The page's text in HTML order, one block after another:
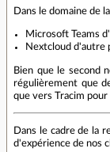
Dans le domaine de
Microsoft Teams
Nextcloud d'autre
Bien que le second
régulièrement que
que vers Tracim
Dans le cadre de la
d'expérience de nos